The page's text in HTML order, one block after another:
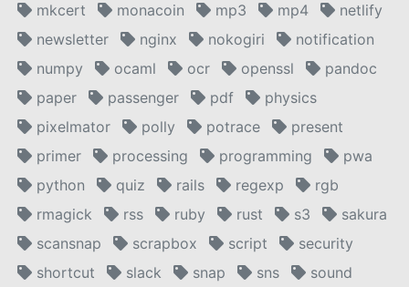
mkcert
monacoin mp3 mp4
netlify
newsletter
nginx nokogiri
notification
numpy
ocaml ocr openssl
pandoc
paper
passenger pdf
physics
pixelmator
polly potrace
present
primer
processing programming
pwa
python
quiz rails regexp
rgb
rmagick
rss ruby rust s3
sakura
scansnap
scrapbox script
security
shortcut
slack snap sns
sound